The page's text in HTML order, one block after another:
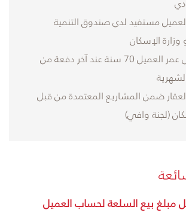
مستفيد لدى صندوق التنمية
وزارة الإسكان
ألا يتخطى عمر العميل 70 سنة عند آخر دفعة من
ضمن المشاريع المعتمدة من قبل
(لجنة وافي)
مبلغ بيع السلعة لحساب العميل